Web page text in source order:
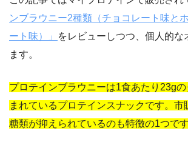
ンブラウニー2種類（チョコレート味と
ート味）」
をレビューしつつ、個人的な
ます。
プロテインブラウニーは1食あたり23g
まれているプロテインスナックです。市
糖類が抑えられているのも特徴の1つです